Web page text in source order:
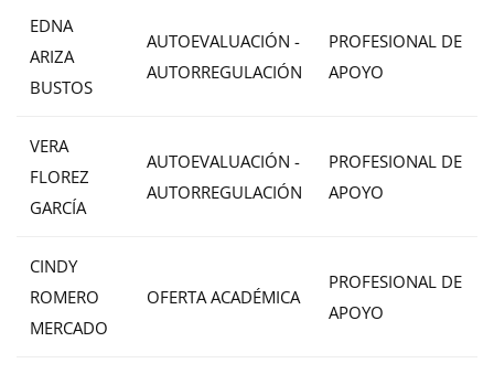
EDNA
ARIZA
BUSTOS
AUTOEVALUACIÓN -
AUTORREGULACIÓN
PROFESIONAL DE
APOYO
VERA
FLOREZ
GARCÍA
AUTOEVALUACIÓN -
AUTORREGULACIÓN
PROFESIONAL DE
APOYO
CINDY
ROMERO
MERCADO
OFERTA ACADÉMICA
PROFESIONAL DE
APOYO